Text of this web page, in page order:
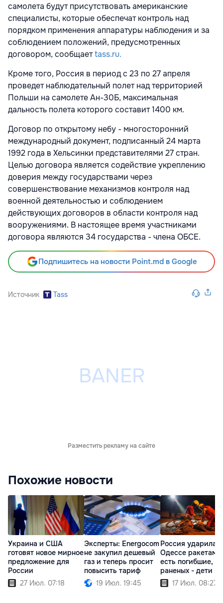
самолета будут присутствовать американские
специалисты, которые обеспечат контроль над
порядком применения аппаратуры наблюдения и за
соблюдением положений, предусмотренных
договором, сообщаетtass.ru.
Кроме того, Россия в период с 23 по 27 апреля
проведет наблюдательный полет над территорией
Польши на самолете Ан-30Б, максимальная
дальность полета которого составит 1400 км.
Договор по открытому небу - многосторонний
международный документ, подписанный 24 марта
1992 года в Хельсинки представителями 27 стран.
Целью договора является содействие укреплению
доверия между государствами через
совершенствование механизмов контроля над
военной деятельностью и соблюдением
действующих договоров в области контроля над
вооружениями. В настоящее время участниками
договора являются 34 государства - члена ОБСЕ.
Подпишитесь на новости Point.md в Google
Источник Tass
Разместить рекламу на сайте
Похожие новости
Украина и США
готовят новое мирное
предложение для
России
27 Июл. 07:18
Эксперты: Energocom
не закупил дешевый
газ и теперь просит
повысить тариф
19 Июл. 19:45
Россия ударила
Одессе ракетами:
есть погибшие,
раненых - дети
17 Июл. 08:27